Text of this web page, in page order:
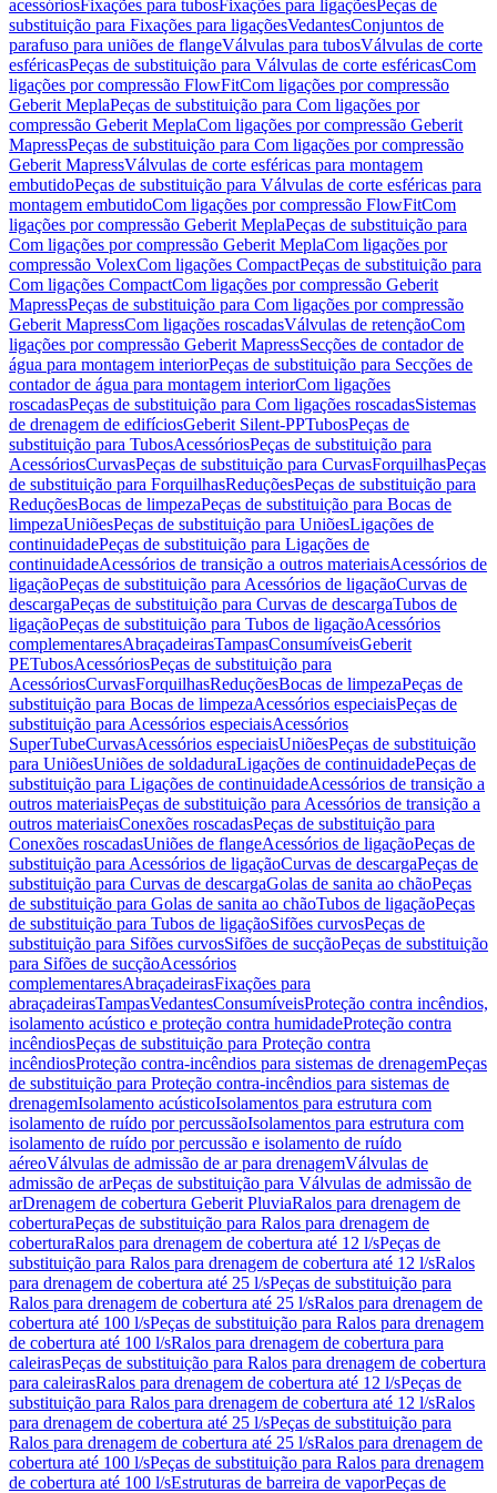
acessóriosFixações para tubosFixações para ligaçõesPeças de
substituição para Fixações para ligaçõesVedantesConjuntos de
parafuso para uniões de flangeVálvulas para tubosVálvulas de corte
esféricasPeças de substituição para Válvulas de corte esféricasCom
ligações por compressão FlowFitCom ligações por compressão
Geberit MeplaPeças de substituição para Com ligações por
compressão Geberit MeplaCom ligações por compressão Geberit
MapressPeças de substituição para Com ligações por compressão
Geberit MapressVálvulas de corte esféricas para montagem
embutidoPeças de substituição para Válvulas de corte esféricas para
montagem embutidoCom ligações por compressão FlowFitCom
ligações por compressão Geberit MeplaPeças de substituição para
Com ligações por compressão Geberit MeplaCom ligações por
compressão VolexCom ligações CompactPeças de substituição para
Com ligações CompactCom ligações por compressão Geberit
MapressPeças de substituição para Com ligações por compressão
Geberit MapressCom ligações roscadasVálvulas de retençãoCom
ligações por compressão Geberit MapressSecções de contador de
água para montagem interiorPeças de substituição para Secções de
contador de água para montagem interiorCom ligações
roscadasPeças de substituição para Com ligações roscadasSistemas
de drenagem de edifíciosGeberit Silent-PPTubosPeças de
substituição para TubosAcessóriosPeças de substituição para
AcessóriosCurvasPeças de substituição para CurvasForquilhasPeças
de substituição para ForquilhasReduçõesPeças de substituição para
ReduçõesBocas de limpezaPeças de substituição para Bocas de
limpezaUniõesPeças de substituição para UniõesLigações de
continuidadePeças de substituição para Ligações de
continuidadeAcessórios de transição a outros materiaisAcessórios de
ligaçãoPeças de substituição para Acessórios de ligaçãoCurvas de
descargaPeças de substituição para Curvas de descargaTubos de
ligaçãoPeças de substituição para Tubos de ligaçãoAcessórios
complementaresAbraçadeirasTampasConsumíveisGeberit
PETubosAcessóriosPeças de substituição para
AcessóriosCurvasForquilhasReduçõesBocas de limpezaPeças de
substituição para Bocas de limpezaAcessórios especiaisPeças de
substituição para Acessórios especiaisAcessórios
SuperTubeCurvasAcessórios especiaisUniõesPeças de substituição
para UniõesUniões de soldaduraLigações de continuidadePeças de
substituição para Ligações de continuidadeAcessórios de transição a
outros materiaisPeças de substituição para Acessórios de transição a
outros materiaisConexões roscadasPeças de substituição para
Conexões roscadasUniões de flangeAcessórios de ligaçãoPeças de
substituição para Acessórios de ligaçãoCurvas de descargaPeças de
substituição para Curvas de descargaGolas de sanita ao chãoPeças
de substituição para Golas de sanita ao chãoTubos de ligaçãoPeças
de substituição para Tubos de ligaçãoSifões curvosPeças de
substituição para Sifões curvosSifões de sucçãoPeças de substituição
para Sifões de sucçãoAcessórios
complementaresAbraçadeirasFixações para
abraçadeirasTampasVedantesConsumíveisProteção contra incêndios,
isolamento acústico e proteção contra humidadeProteção contra
incêndiosPeças de substituição para Proteção contra
incêndiosProteção contra-incêndios para sistemas de drenagemPeças
de substituição para Proteção contra-incêndios para sistemas de
drenagemIsolamento acústicoIsolamentos para estrutura com
isolamento de ruído por percussãoIsolamentos para estrutura com
isolamento de ruído por percussão e isolamento de ruído
aéreoVálvulas de admissão de ar para drenagemVálvulas de
admissão de arPeças de substituição para Válvulas de admissão de
arDrenagem de cobertura Geberit PluviaRalos para drenagem de
coberturaPeças de substituição para Ralos para drenagem de
coberturaRalos para drenagem de cobertura até 12 l/sPeças de
substituição para Ralos para drenagem de cobertura até 12 l/sRalos
para drenagem de cobertura até 25 l/sPeças de substituição para
Ralos para drenagem de cobertura até 25 l/sRalos para drenagem de
cobertura até 100 l/sPeças de substituição para Ralos para drenagem
de cobertura até 100 l/sRalos para drenagem de cobertura para
caleirasPeças de substituição para Ralos para drenagem de cobertura
para caleirasRalos para drenagem de cobertura até 12 l/sPeças de
substituição para Ralos para drenagem de cobertura até 12 l/sRalos
para drenagem de cobertura até 25 l/sPeças de substituição para
Ralos para drenagem de cobertura até 25 l/sRalos para drenagem de
cobertura até 100 l/sPeças de substituição para Ralos para drenagem
de cobertura até 100 l/sEstruturas de barreira de vaporPeças de